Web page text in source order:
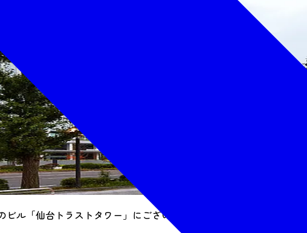
ル「仙台トラストタワー」にございます。